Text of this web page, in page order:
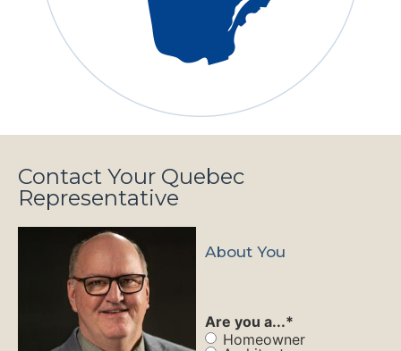
Contact Your Quebec
Representative
About You
Are you a...*
Homeowner